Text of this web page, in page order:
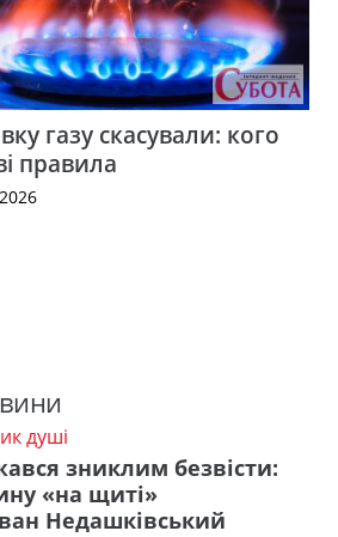
газу скасували: кого
правила
душі
зниклим безвісти:
«на щиті»
Недашківський